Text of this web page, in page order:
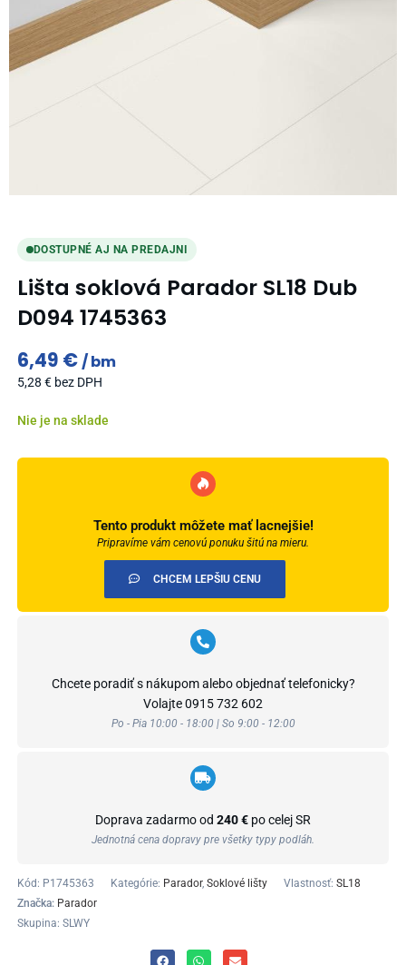
DOSTUPNÉ AJ NA PREDAJNI
Lišta soklová Parador SL18 Dub
D094 1745363
6,49 € bm
5,28 € bez DPH
Nie je na sklade
Tento produkt môžete mať lacnejšie!
Pripravíme vám cenovú ponuku šitú na mieru.
CHCEM LEPŠIU CENU
Chcete poradiť s nákupom alebo objednať telefonicky?
Volajte0915 732 602
Po - Pia 10:00 - 18:00 | So 9:00 - 12:00
Doprava zadarmo od 240 € po celej SR
Jednotná cena dopravy pre všetky typy podláh.
Kód: P1745363 Kategórie: Parador, Soklové lišty Vlastnosť: SL18
Značka: Parador
Skupina: SLWY